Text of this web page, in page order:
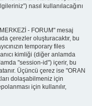
nasıl kullanılacağını
- FORUM" mesaj
çerezler oluşturacaktır, bu
temporary files
kimliği (diğer anlamda
"session-id") içerir, bu
Üçüncü çerez ise "ORAN
dolaşabilmeniz için
için kullanılır,